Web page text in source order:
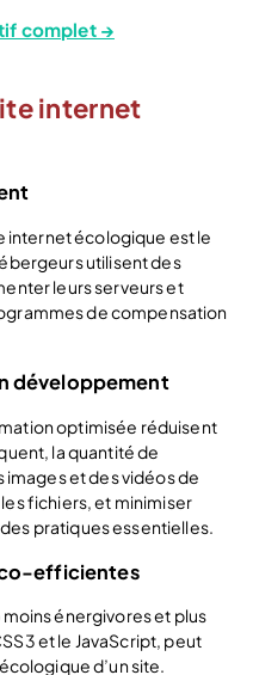
complet →
internet
internet écologique est le
utilisent des
leurs serveurs et
de compensation
développement
optimisée réduisent
la quantité de
et des vidéos de
fichiers, et minimiser
pratiques essentielles.
efficientes
énergivores et plus
et le JavaScript, peut
d’un site.